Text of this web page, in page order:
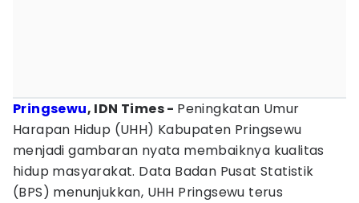
Pringsewu, IDN Times - Peningkatan Umur
Harapan Hidup (UHH) Kabupaten Pringsewu
menjadi gambaran nyata membaiknya kualitas
hidup masyarakat. Data Badan Pusat Statistik
(BPS) menunjukkan, UHH Pringsewu terus